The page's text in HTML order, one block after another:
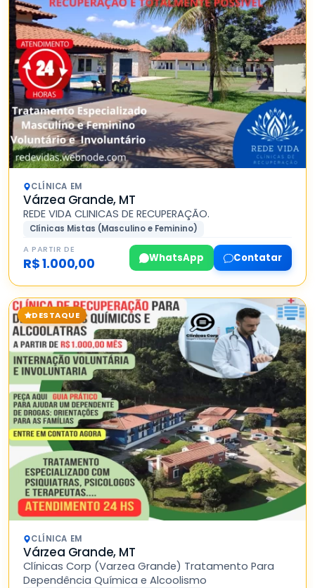
CLÍNICA EM
Várzea Grande, MT
REDE VIDA CLINICAS DE RECUPERAÇÃO.
Clínicas Mistas (Masculino e Feminino)
A PARTIR DE
R$ 1.000,00 WhatsApp Contatar
DESTAQUE
CLÍNICA EM
Várzea Grande, MT
Clínicas Corp (Varzea Grande) Tratamento Para
Dependência Química e Alcoolismo